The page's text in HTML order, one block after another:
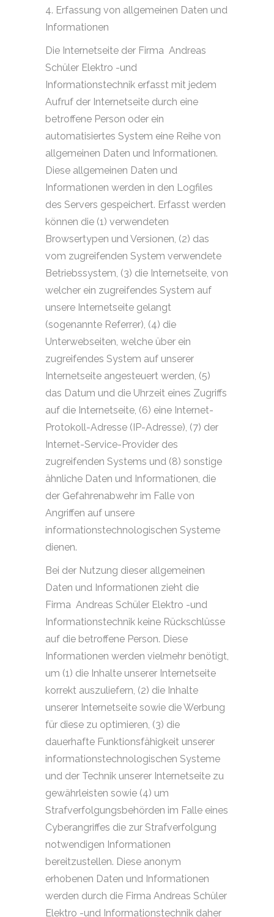
4. Erfassung von allgemeinen Daten und
Informationen
Die Internetseite der Firma Andreas
Schüler Elektro -und
Informationstechnik erfasst mit jedem
Aufruf der Internetseite durch eine
betroffene Person oder ein
automatisiertes System eine Reihe von
allgemeinen Daten und Informationen.
Diese allgemeinen Daten und
Informationen werden in den Logfiles
des Servers gespeichert. Erfasst werden
können die (1) verwendeten
Browsertypen und Versionen, (2) das
vom zugreifenden System verwendete
Betriebssystem, (3) die Internetseite, von
welcher ein zugreifendes System auf
unsere Internetseite gelangt
(sogenannte Referrer), (4) die
Unterwebseiten, welche über ein
zugreifendes System auf unserer
Internetseite angesteuert werden, (5)
das Datum und die Uhrzeit eines Zugriffs
auf die Internetseite, (6) eine Internet-
Protokoll-Adresse (IP-Adresse), (7) der
Internet-Service-Provider des
zugreifenden Systems und (8) sonstige
ähnliche Daten und Informationen, die
der Gefahrenabwehr im Falle von
Angriffen auf unsere
informationstechnologischen Systeme
dienen.
Bei der Nutzung dieser allgemeinen
Daten und Informationen zieht die
Firma Andreas Schüler Elektro -und
Informationstechnik keine Rückschlüsse
auf die betroffene Person. Diese
Informationen werden vielmehr benötigt,
um (1) die Inhalte unserer Internetseite
korrekt auszuliefern, (2) die Inhalte
unserer Internetseite sowie die Werbung
für diese zu optimieren, (3) die
dauerhafte Funktionsfähigkeit unserer
informationstechnologischen Systeme
und der Technik unserer Internetseite zu
gewährleisten sowie (4) um
Strafverfolgungsbehörden im Falle eines
Cyberangriffes die zur Strafverfolgung
notwendigen Informationen
bereitzustellen. Diese anonym
erhobenen Daten und Informationen
werden durch die Firma Andreas Schüler
Elektro -und Informationstechnik daher